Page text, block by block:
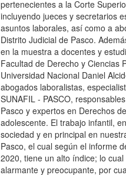
pertenecientes a la Corte
incluyendo jueces y secretarios
asuntos laborales, así como a
Distrito Judicial de Pasco.
en la muestra a docentes y
Facultad de Derecho y Ciencias
Universidad Nacional Daniel
abogados laboralistas,
SUNAFIL - PASCO,
Pasco y expertos en Derechos
adolescente. El trabajo infantil,
sociedad y en principal en
Pasco, el cual según el informe
2020, tiene un alto índice; lo
alarmante y preocupante, por